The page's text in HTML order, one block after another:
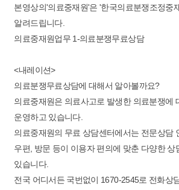
본영상의'의료중재원'은 '한국의료분쟁조정중
알려드립니다.
의료중재원업무 1-의료분쟁무료상담
<내레이션>
의료분쟁무료상담에 대해서 알아볼까요?
의료중재원은 의료사고로 발생한 의료분쟁에
운영하고 있습니다.
의료중재원의 무료 상담센터에서는 전문상담
우편, 방문 등이 이용자 편의에 맞춘 다양한 상
있습니다.
전국 어디서든 국번없이 1670-2545로 전화상